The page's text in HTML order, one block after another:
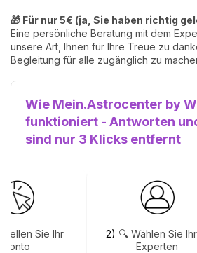
🎁 Für nur 5€ (ja, Sie haben richtig
Eine persönliche Beratung mit dem
unsere Art, Ihnen für Ihre Treue zu
Begleitung für alle zugänglich zu
Wie Mein.Astrocenter by
funktioniert - Antworten
sind nur 3 Klicks entfernt
Sie Ihr
Konto
2) 🔍 Wählen Sie
Experten